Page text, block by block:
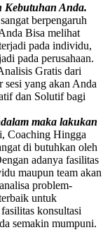
Kebutuhan Anda.
berpengaruh
Bisa melihat
pada individu,
pada perusahaan.
Gratis dari
yang akan Anda
dan Solutif bagi
maka lakukan
Coaching Hingga
di butuhkan oleh
adanya fasilitas
maupun team akan
problem-
untuk
konsultasi
semakin mumpuni.